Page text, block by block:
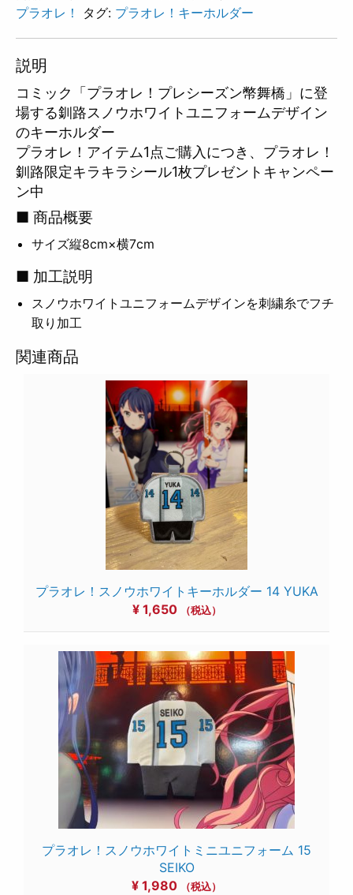
プラオレ！
タグ: プラオレ！キーホルダー
説明
コミック「プラオレ！プレシーズン幣舞橋」に登
場する釧路スノウホワイトユニフォームデザイン
のキーホルダー
プラオレ！アイテム1点ご購入につき、プラオレ！
釧路限定キラキラシール1枚プレゼントキャンペー
ン中
■ 商品概要
サイズ縦8cm×横7cm
■ 加工説明
スノウホワイトユニフォームデザインを刺繍糸でフチ
取り加工
関連商品
プラオレ！スノウホワイトキーホルダー 14 YUKA
¥1,650 （税込）
プラオレ！スノウホワイトミニユニフォーム 15
SEIKO
¥ 1,980 （税込）